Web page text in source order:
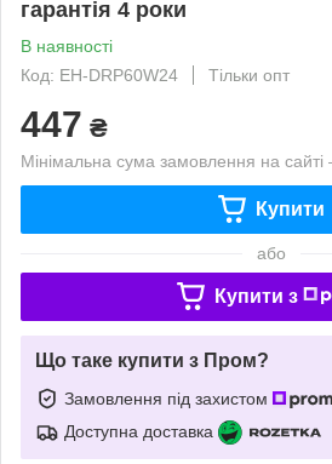
гарантія 4 роки
В наявності
Код: EH-DRP60W24
Тільки опт
447 ₴
Мінімальна сума замовлення на
Купити
або
Купити з
Що таке купити з Пром?
Замовлення під захистом
Доступна доставка